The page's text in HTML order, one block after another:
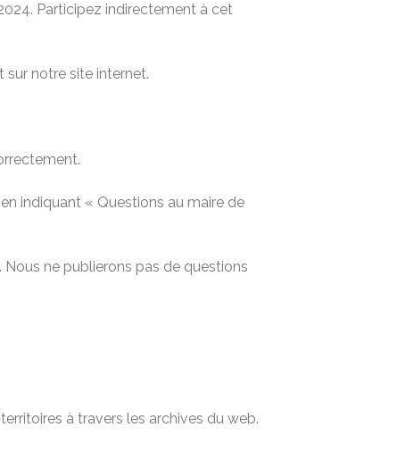
Participez indirectement à cet
sur notre site internet.
indiquant « Questions au maire de
ne publierons pas de questions
à travers les archives du web.